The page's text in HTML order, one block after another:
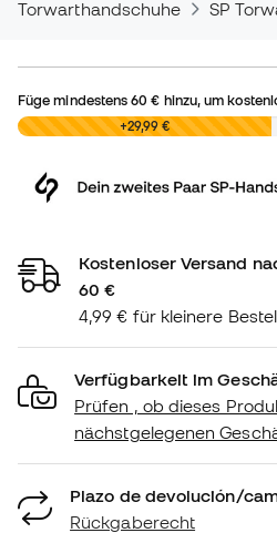
Torwarthandschuhe SP
Füge mindestens60 € hinzu, um
0,00 € +29,99 €
Kostenloser Versand
60 €
4,99 € für kleinere
Verfügbarkeit im
Prüfen , ob dieses
nächstgelegenen
Plazo de devolución/
Rückgaberecht